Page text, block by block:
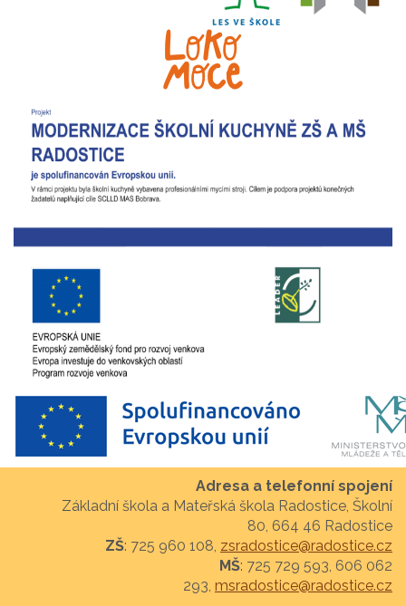
Adresa a telefonní spojení
Základní škola a Mateřská škola Radostice, Školní
80, 664 46 Radostice
ZŠ: 725 960 108, zsradostice@radostice.cz
MŠ: 725 729 593, 606 062
293, msradostice@radostice.cz